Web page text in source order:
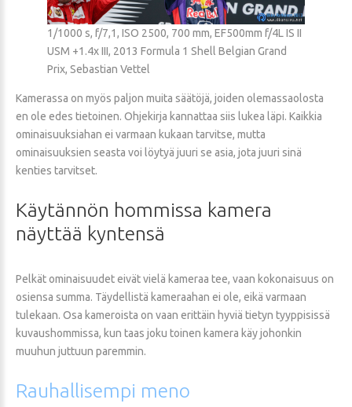
1/1000 s, f/7,1, ISO 2500, 700 mm, EF500mm f/4L IS II
USM +1.4x III, 2013 Formula 1 Shell Belgian Grand
Prix, Sebastian Vettel
Kamerassa on myös paljon muita säätöjä, joiden olemassaolosta
en ole edes tietoinen. Ohjekirja kannattaa siis lukea läpi. Kaikkia
ominaisuuksiahan ei varmaan kukaan tarvitse, mutta
ominaisuuksien seasta voi löytyä juuri se asia, jota juuri sinä
kenties tarvitset.
Käytännön hommissa kamera
näyttää kyntensä
Pelkät ominaisuudet eivät vielä kameraa tee, vaan kokonaisuus on
osiensa summa. Täydellistä kameraahan ei ole, eikä varmaan
tulekaan. Osa kameroista on vaan erittäin hyviä tietyn tyyppisissä
kuvaushommissa, kun taas joku toinen kamera käy johonkin
muuhun juttuun paremmin.
Rauhallisempi meno